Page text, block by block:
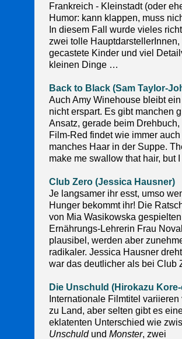
Frankreich - Kleinstadt (oder
Humor: kann klappen, muss
In diesem Fall wurde vieles
zwei tolle HauptdarstellerInnen,
gecastete Kinder und viel
kleinen Dinge …
Back to Black (Sam Taylor-
Auch Amy Winehouse bleibt
nicht erspart. Es gibt manchen
Ansatz, gerade beim Drehbuch,
Film-Red findet wie immer auch
manches Haar in der Suppe.
make me swallow that hair, but
Club Zero (Jessica Hausner)
Je langsamer ihr esst, umso
Hunger bekommt ihr! Die
von Mia Wasikowska gespielten
Ernährungs-Lehrerin Frau
plausibel, werden aber
radikaler. Jessica Hausner
war das deutlicher als bei Club
Die Unschuld (Hirokazu
Internationale Filmtitel variieren
zu Land, aber selten gibt es
eklatenten Unterschied wie
Unschuldund Monster, zwei